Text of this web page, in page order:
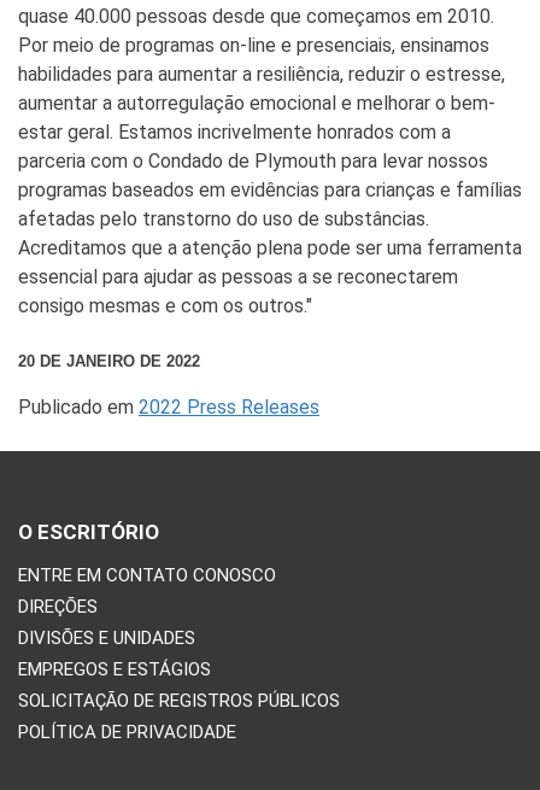
quase 40.000 pessoas desde que começamos em 2010.
Por meio de programas on-line e presenciais, ensinamos
habilidades para aumentar a resiliência, reduzir o estresse,
aumentar a autorregulação emocional e melhorar o bem-
estar geral. Estamos incrivelmente honrados com a
parceria com o Condado de Plymouth para levar nossos
programas baseados em evidências para crianças e famílias
afetadas pelo transtorno do uso de substâncias.
Acreditamos que a atenção plena pode ser uma ferramenta
essencial para ajudar as pessoas a se reconectarem
consigo mesmas e com os outros."
20 DE JANEIRO DE 2022
Publicado em 2022 Press Releases
O ESCRITÓRIO
ENTRE EM CONTATO CONOSCO
DIREÇÕES
DIVISÕES E UNIDADES
EMPREGOS E ESTÁGIOS
SOLICITAÇÃO DE REGISTROS PÚBLICOS
POLÍTICA DE PRIVACIDADE